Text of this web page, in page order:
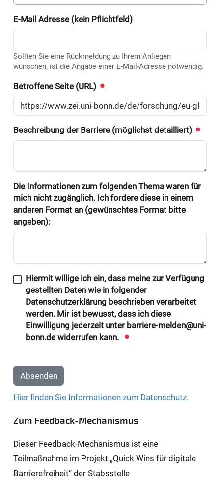
E-Mail Adresse (kein Pflichtfeld)
Sollten Sie eine Rückmeldung zu Ihrem Anliegen
wünschen, ist die Angabe einer E-Mail-Adresse notwendig.
Betroffene Seite (URL)
Beschreibung der Barriere (möglichst detailliert)
Die Informationen zum folgenden Thema waren für
mich nicht zugänglich. Ich fordere diese in einem
anderen Format an (gewünschtes Format bitte
angeben):
Hiermit willige ich ein, dass meine zur Verfügung
gestellten Daten wie in folgender
Datenschutzerklärung beschrieben verarbeitet
werden. Mir ist bewusst, dass ich diese
Einwilligung jederzeit unter barriere-melden@uni-
bonn.de widerrufen kann.
Absenden
Hier finden Sie Informationen zum Datenschutz.
Zum Feedback-Mechanismus
Dieser Feedback-Mechanismus ist eine
Teilmaßnahme im Projekt „Quick Wins für digitale
Barrierefreiheit“ der Stabsstelle